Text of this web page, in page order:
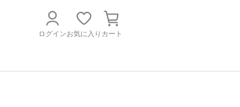
ログインお気に入り カート